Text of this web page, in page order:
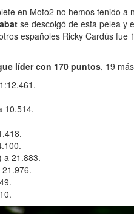
en Moto2 no hemos tenido a
se descolgó de esta pelea y
españoles Ricky Cardús
líder con 170 puntos, 19
10.514.
a 21.883.